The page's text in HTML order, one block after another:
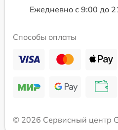
Ежедневно с 9:00 до
Способы оплаты
© 2026 Сервисный центр